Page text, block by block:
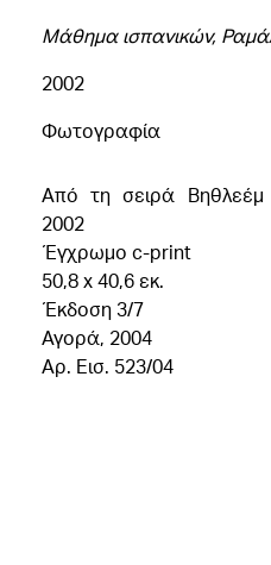
Μάθημα ισπανικών,
2002
Φωτογραφία
Aπό τη σειρά Βηθλεέμ
2002
Έγχρωμο c-print
50,8 x 40,6 εκ.
Έκδοση 3/7
Αγορά, 2004
Αρ. Εισ. 523/04